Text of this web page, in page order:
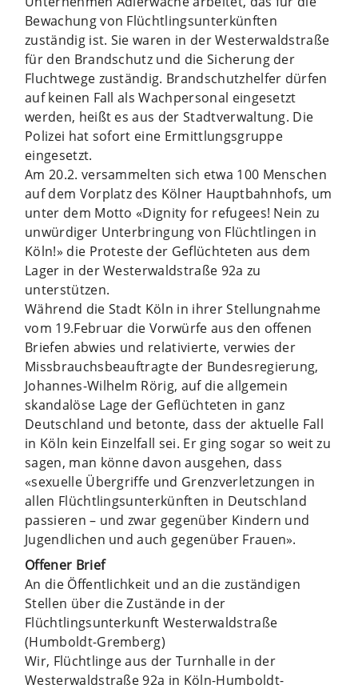
Bewachung von Flüchtlingsunterkünften
zuständig ist. Sie waren in der Westerwaldstraße
für den Brandschutz und die Sicherung der
Fluchtwege zuständig. Brandschutzhelfer dürfen
auf keinen Fall als Wachpersonal eingesetzt
werden, heißt es aus der Stadtverwaltung. Die
Polizei hat sofort eine Ermittlungsgruppe
eingesetzt.
Am 20.2. versammelten sich etwa 100 Menschen
auf dem Vorplatz des Kölner Hauptbahnhofs, um
unter dem Motto «Dignity for refugees! Nein zu
unwürdiger Unterbringung von Flüchtlingen in
Köln!» die Proteste der Geflüchteten aus dem
Lager in der Westerwaldstraße 92a zu
unterstützen.
Während die Stadt Köln in ihrer Stellungnahme
vom 19.Februar die Vorwürfe aus den offenen
Briefen abwies und relativierte, verwies der
Missbrauchsbeauftragte der Bundesregierung,
Johannes-Wilhelm Rörig, auf die allgemein
skandalöse Lage der Geflüchteten in ganz
Deutschland und betonte, dass der aktuelle Fall
in Köln kein Einzelfall sei. Er ging sogar so weit zu
sagen, man könne davon ausgehen, dass
«sexuelle Übergriffe und Grenzverletzungen in
allen Flüchtlingsunterkünften in Deutschland
passieren – und zwar gegenüber Kindern und
Jugendlichen und auch gegenüber Frauen».
Offener Brief
An die Öffentlichkeit und an die zuständigen
Stellen über die Zustände in der
Flüchtlingsunterkunft Westerwaldstraße
(Humboldt-Gremberg)
Wir, Flüchtlinge aus der Turnhalle in der
Westerwaldstraße 92a in Köln-Humboldt-